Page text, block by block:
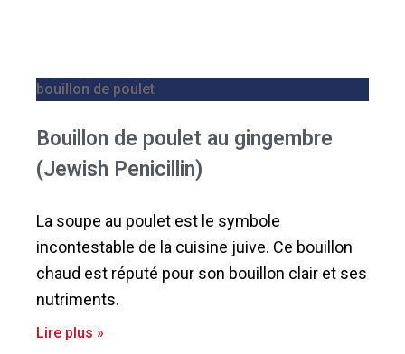
bouillon de poulet
Bouillon de poulet au gingembre
(Jewish Penicillin)
La soupe au poulet est le symbole
incontestable de la cuisine juive. Ce bouillon
chaud est réputé pour son bouillon clair et ses
nutriments.
Lire plus »